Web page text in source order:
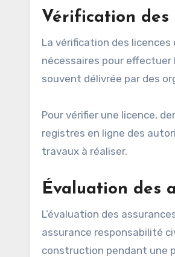
Vérification des
La vérification des licences
nécessaires pour effectuer
souvent délivrée par des
Pour vérifier une licence,
registres en ligne des
travaux à réaliser.
Évaluation des
L’évaluation des
assurance responsabilité
construction pendant une